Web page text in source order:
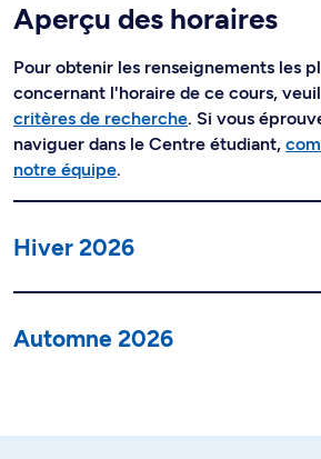
Aperçu des horaires
Pour obtenir les renseignements les
concernant l'horaire de ce cours,
critères de recherche. Si vous
naviguer dans le Centre étudiant,
notre équipe.
Hiver 2026
Automne 2026